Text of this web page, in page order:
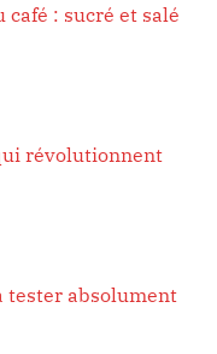
café : sucré et salé
révolutionnent
tester absolument